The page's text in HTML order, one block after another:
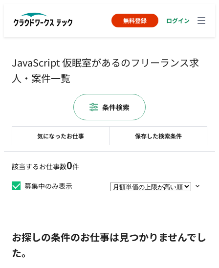
無料登録 ログイン
JavaScript 仮眠室があるのフリーランス求
人・案件一覧
該当するお仕事数0件
募集中のみ表示
お探しの条件のお仕事は見つかりませんでし
た。
気になったお仕事 保存した検索条件
条件検索